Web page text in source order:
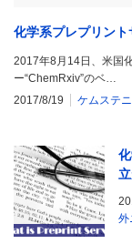
化学系プレプリン
2017年8月14日、米国
ー“ChemRxiv”のベ…
2017/8/19
ケムステ
外